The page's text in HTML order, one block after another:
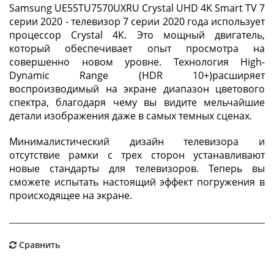
Samsung UE55TU7570UXRU Crystal UHD 4K Smart TV 7
серии 2020 - телевизор 7 серии 2020 года использует
процессор Crystal 4К. Это мощный двигатель,
который обеспечивает опыт просмотра на
совершенно новом уровне. Технология High-
Dynamic Range (HDR 10+)расширяет
воспроизводимый на экране диапазон цветового
спектра, благодаря чему вы видите мельчайшие
детали изображения даже в самых темных сценах.
Минималистический дизайн телевизора и
отсутствие рамки с трех сторон устанавливают
новые стандарты для телевизоров. Теперь вы
сможете испытать настоящий эффект погружения в
происходящее на экране.
Сравнить